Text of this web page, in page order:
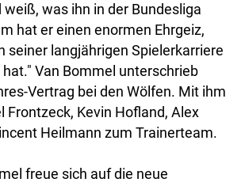
weiß, was ihn in der Bundesliga
hat er einen enormen Ehrgeiz,
seiner langjährigen Spielerkarriere
Van Bommel unterschrieb
Vertrag bei den Wölfen. Mit ihm
Frontzeck, Kevin Hofland, Alex
Heilmann zum Trainerteam.
freue sich auf die neue